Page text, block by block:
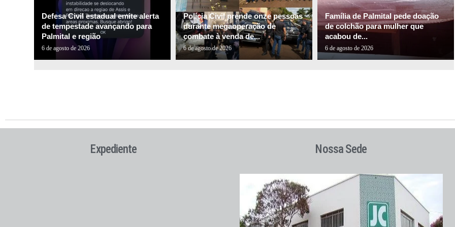
Defesa Civil estadual emite alerta
de tempestade avançando para
Palmital e região
6 de agosto de 2026
Polícia Civil prende onze pessoas
durante megaoperação de
combate à venda de...
6 de agosto de 2026
Família de Palmital pede doação
de colchão para mulher que
acabou de...
6 de agosto de 2026
Expediente Nossa Sede